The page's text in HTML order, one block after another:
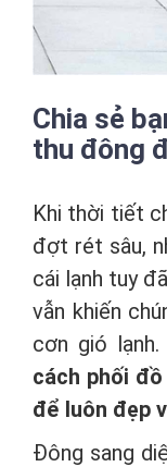
Chia sẻ
thu đông
Khi thời tiết
đợt rét sâu,
cái lạnh tuy
vẫn khiến
cơn gió
cách phối
để luôn đẹp
Đông sang